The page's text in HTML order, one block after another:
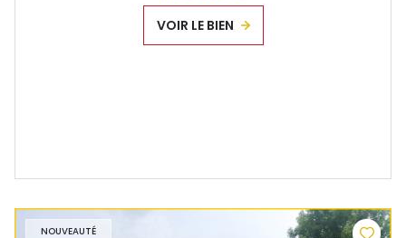
VOIR LE BIEN
NOUVEAUTÉ